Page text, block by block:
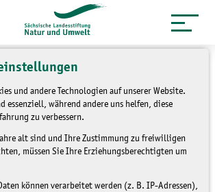
und andere Technologien auf unserer Website.
essenziell, während andere uns helfen, diese
zu verbessern.
alt sind und Ihre Zustimmung zu freiwilligen
müssen Sie Ihre Erziehungsberechtigten um
können verarbeitet werden (z. B. IP-Adressen),
in
- Tafelsilber der
Rungstock